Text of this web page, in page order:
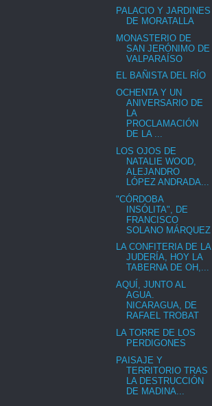
PALACIO Y JARDINES
DE MORATALLA
MONASTERIO DE
SAN JERÓNIMO DE
VALPARAÍSO
EL BAÑISTA DEL RÍO
OCHENTA Y UN
ANIVERSARIO DE
LA
PROCLAMACIÓN
DE LA ...
LOS OJOS DE
NATALIE WOOD,
ALEJANDRO
LÓPEZ ANDRADA...
"CÓRDOBA
INSÓLITA", DE
FRANCISCO
SOLANO MÁRQUEZ
LA CONFITERIA DE LA
JUDERÍA, HOY LA
TABERNA DE OH,...
AQUÍ, JUNTO AL
AGUA.
NICARAGUA, DE
RAFAEL TROBAT
LA TORRE DE LOS
PERDIGONES
PAISAJE Y
TERRITORIO TRAS
LA DESTRUCCIÓN
DE MADINA...